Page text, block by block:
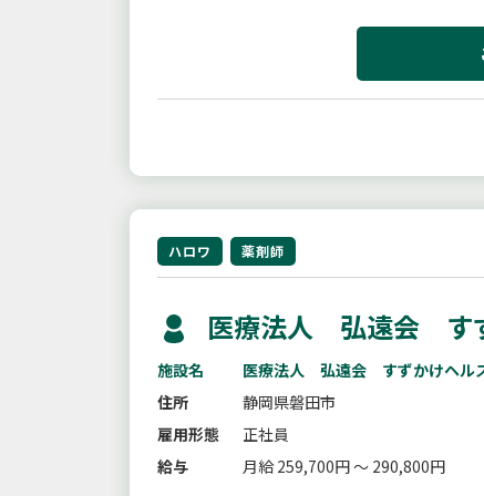
ハロワ 薬剤師
医療法人 弘遠会 す
施設名
医療法人 弘遠会 すずかけヘル
住所
静岡県磐田市
雇用形態
正社員
給与
月給 259,700円 ～ 290,800円